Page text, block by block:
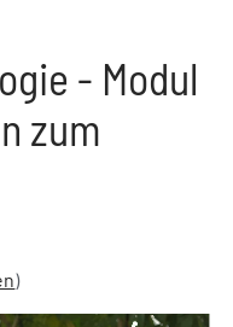
- Modul
zum
)